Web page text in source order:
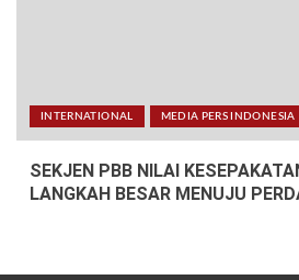
INTERNATIONAL MEDIA PERS INDONESIA
SEKJEN PBB NILAI
LANGKAH BESAR MENUJU